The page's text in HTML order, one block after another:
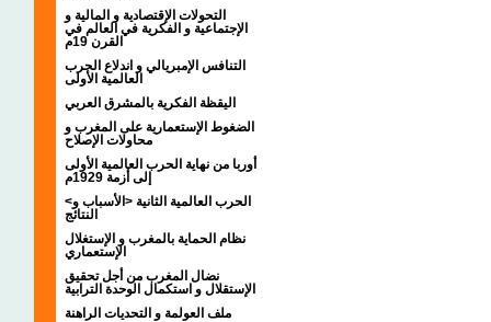
التحولات الإقتصادية و المالية و
الإجتماعية و الفكرية في العالم في
القرن 19م
التنافس الإمبريالي و اندلاع الحرب
العالمية الأولى
اليقظة الفكرية بالمشرق العربي
الضغوط الإستعمارية على المغرب و
محاولات الإصلاح
أوربا من نهاية الحرب العالمية الأولى
إلى أزمة 1929م
<الحرب العالمية الثانية <الأسباب و
النتائج
نظام الحماية بالمغرب و الإستغلال
الإستعماري
نضال المغرب من أجل تحقيق
الإستقلال و استكمال الوحدة الترابية
ملف العولمة و التحديات الراهنة